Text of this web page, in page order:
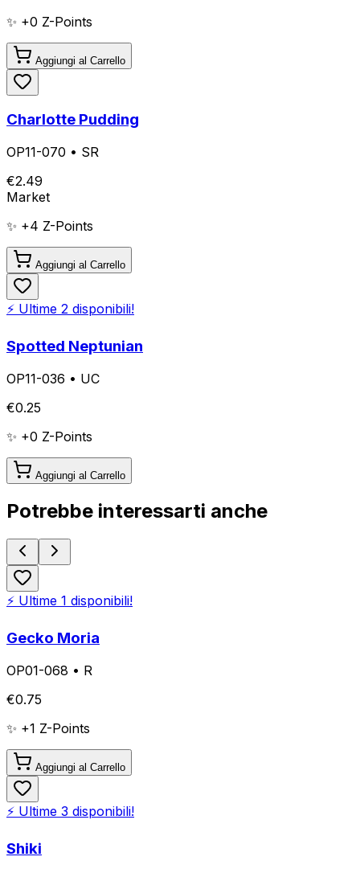
✨ +0 Z-Points
Aggiungi al Carrello
Charlotte Pudding
OP11-070 • SR
€2.49
Market
✨ +4 Z-Points
Aggiungi al Carrello
⚡ Ultime 2 disponibili!
Spotted Neptunian
OP11-036 • UC
€0.25
✨ +0 Z-Points
Aggiungi al Carrello
Potrebbe interessarti anche
⚡ Ultime 1 disponibili!
Gecko Moria
OP01-068 • R
€0.75
✨ +1 Z-Points
Aggiungi al Carrello
⚡ Ultime 3 disponibili!
Shiki